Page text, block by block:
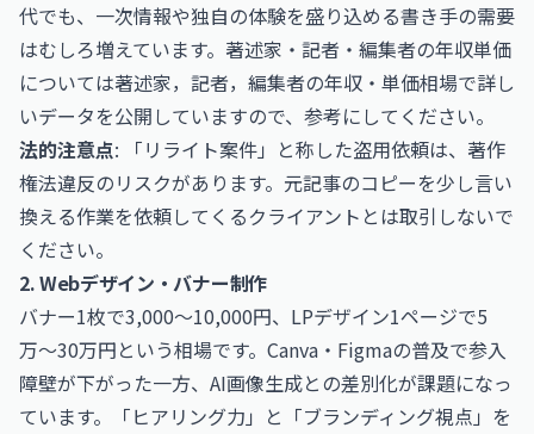
代でも、一次情報や独自の体験を盛り込める書き手の需要
はむしろ増えています。著述家・記者・編集者の年収単価
については著述家，記者，編集者の年収・単価相場で詳し
いデータを公開していますので、参考にしてください。
法的注意点: 「リライト案件」と称した盗用依頼は、著作
権法違反のリスクがあります。元記事のコピーを少し言い
換える作業を依頼してくるクライアントとは取引しないで
ください。
2. Webデザイン・バナー制作
バナー1枚で3,000〜10,000円、LPデザイン1ページで5
万〜30万円という相場です。Canva・Figmaの普及で参入
障壁が下がった一方、AI画像生成との差別化が課題になっ
ています。「ヒアリング力」と「ブランディング視点」を